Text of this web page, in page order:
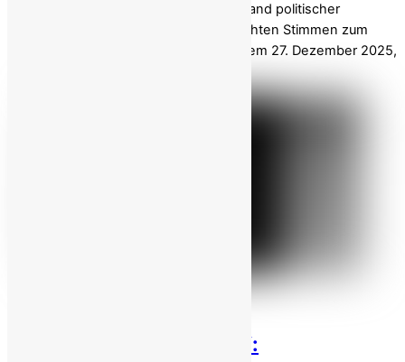
Ein verzweifelter Versuch, den Widerstand politischer
Gefangener zu brechen und ihre gerechten Stimmen zum
Schweigen zu bringen. Am Samstag, dem 27. Dezember 2025,
Dienstagshinrichtungen“: